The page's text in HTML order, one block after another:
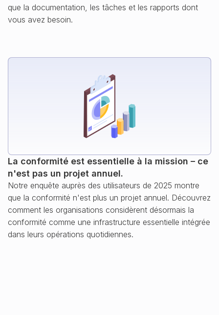
que la documentation, les tâches et les rapports dont
vous avez besoin.
La conformité est essentielle à la mission – ce
n'est pas un projet annuel.
Notre enquête auprès des utilisateurs de 2025 montre
que la conformité n'est plus un projet annuel. Découvrez
comment les organisations considèrent désormais la
conformité comme une infrastructure essentielle intégrée
dans leurs opérations quotidiennes.